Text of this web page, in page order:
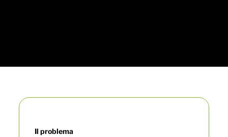
Il problema